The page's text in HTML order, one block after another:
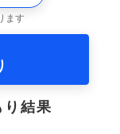
ます
り結果